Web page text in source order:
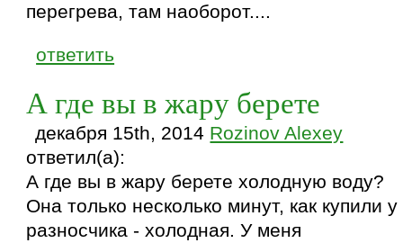
перегрева, там наоборот....
ответить
А где вы в жару берете
декабря 15th, 2014 Rozinov Alexey
ответил(а):
А где вы в жару берете холодную воду?
Она только несколько минут, как купили у
разносчика - холодная. У меня